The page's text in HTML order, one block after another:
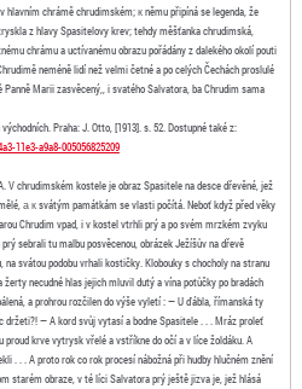
hlavním chrámě chrudimském; к němu připíná se legenda, že
z hlavy Spasitelovy krev; tehdy měšťanka chrudimská,
chrámu a uctívanému obrazu pořádány z dalekého okolí pouti
neméně lidí než velmi četné a po celých Čechách proslulé
Marii zasvěcený,, i svatého Salvatora, ba Chrudim sama
Praha: J. Otto, [1913]. s. 52. Dostupné také z:
11e3-a9a8-005056825209
V chrudimském kostele je obraz Spasitele na desce dřevěné, jež
а к svátým památkám se vlasti počítá. Neboť když před věky
Chrudim vpad, i v kostel vtrhli prý a po svém mrzkém zvyku
sebrali tu malbu posvěcenou, obrázek Ježíšův na dřevě
na svátou podobu vrhali kostičky. Klobouky s chocholy na stranu
necudné hlas jejich mluvil dutý a vína potůčky po bradách
a prohrou rozčilen do výše vyletí : — U ďábla, římanská ty
držeti?! — A kord svůj vytasí a bodne Spasitele . . . Mráz proleť
proud krve vytrysk vřelé a vstříkne do očí a v líce žoldáku. A
. . . A proto rok co rok procesí nábožná při hudby hlučném znění
starém obraze, v té líci Salvatora prý ještě jizva je, jež hlásá